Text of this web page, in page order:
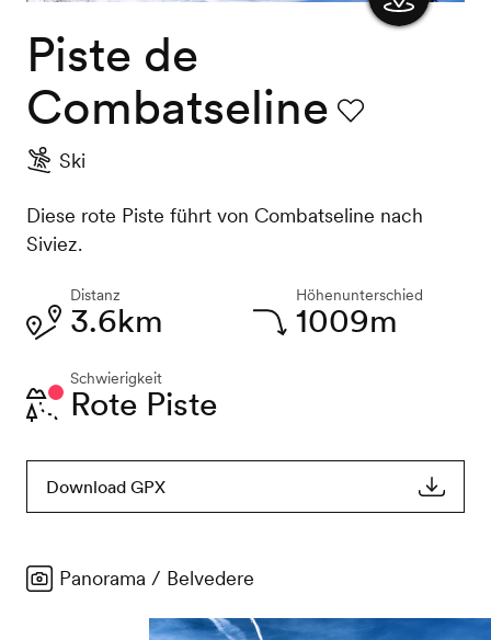
Piste de
Combatseline
Ski
Diese rote Piste führt von Combatseline nach
Siviez.
Distanz
3.6km
Schwierigkeit
Rote Piste
Höhenunterschied
1009m
Download GPX
Panorama / Belvedere